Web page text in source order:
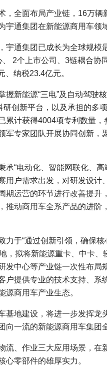
全面布局产业链，16万辆
宇通集团在新能源商用车领
通集团已成长为全球规模
2个上市公司、3链耦合协
、纳税23.4亿元。
握新能源“三电”及自动驾驶
创新平台，以及承担的多
累计获得4004项专利数量
军专家团队开展协同创新，
承“电动化、智能网联化、
用户需求出发，对研发设计
期运营的环节进行改善提升
推动商用车全系产品的进阶
力于“通过创新引领，确保
，拟将新能源重卡、中卡
发中心等产业链一次性布局
户提供专业的技术支持、系
源商用车产业生态。
地建设，将进一步发挥龙
向一流的新能源商用车集团
、作业三大应用场景，在
心零部件的雄厚实力。